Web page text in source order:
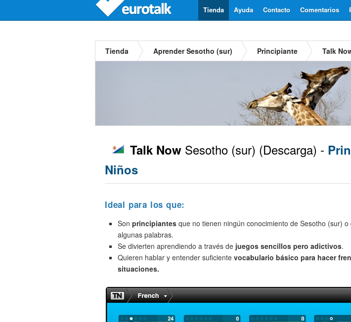
Comentarios
Contacto
Ayuda
Tienda
Tienda Aprender Sesotho (sur) Principiante Talk
Talk Now Sesotho (sur) (Descarga) -
Niños
Ideal para los que:
Son principiantes que no tienen ningún conocimiento de Sesotho (sur) o
algunas palabras.
Se divierten aprendiendo a través de juegos sencillos pero adictivos.
Quieren hablar y entender suficiente vocabulario básico para hacer
situaciones.